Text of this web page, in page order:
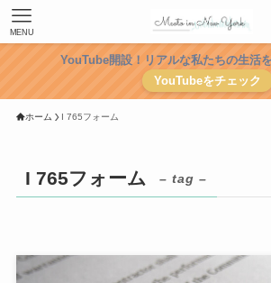
MENU
YouTube開設！リアルな私たちの生活
YouTubeをチェック
ホーム I 765フォーム
I 765フォーム – tag –